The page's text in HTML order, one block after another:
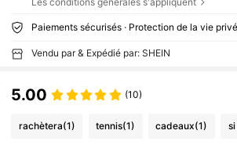
Paiements sécurisés · Protection de la vie
Vendu par & Expédié par: SHEIN
5.00 (10)
rachètera(1) tennis(1) cadeaux(1)